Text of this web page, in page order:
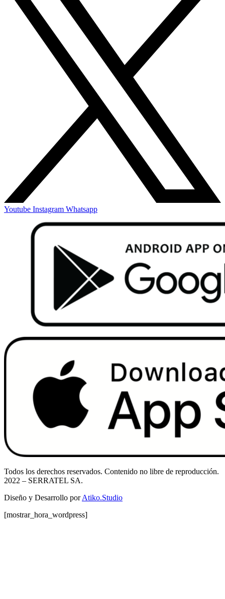
Youtube Instagram Whatsapp
Todos los derechos reservados. Contenido no libre de reproducción.
2022 – SERRATEL SA.
Diseño y Desarrollo porAtiko.Studio
[mostrar_hora_wordpress]